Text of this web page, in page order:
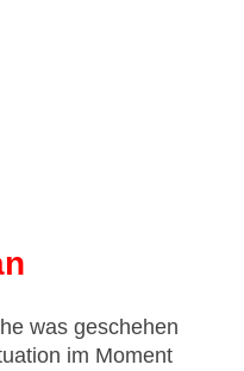
was geschehen
im Moment